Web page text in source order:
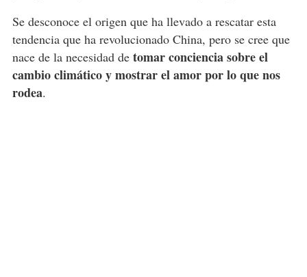
Se desconoce el origen que ha llevado a rescatar esta
tendencia que ha revolucionado China, pero se cree que
nace de la necesidad de tomar conciencia sobre el
cambio climático y mostrar el amor por lo que nos
rodea.